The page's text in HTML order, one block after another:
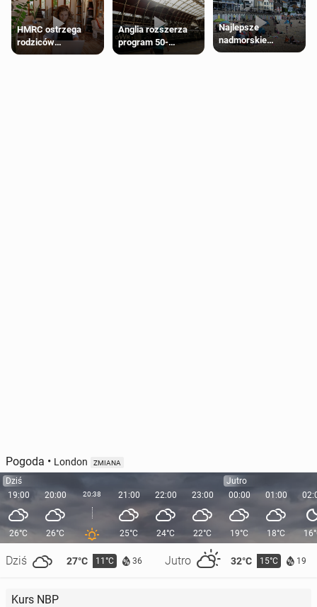
HMRC ostrzega
rodziców
pobierających Child
Anglia rozszerza
program 50-
procentowych
Najlepsze
nadmorskie
miasteczko blisko
Pogoda • London ZMIANA
Dziś
19:00
26°C
Dziś 27°C 11°C 36 Jutro 32°C 15°C 19
20:00
26°C
20:38 21:00
25°C
22:00
24°C
23:00
22°C
Jutro
00:00
19°C
01:00
18°C
Kurs NBP